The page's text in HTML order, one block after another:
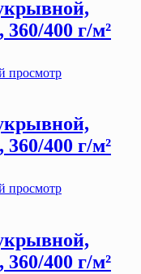
400 г/м²
просмотр
400 г/м²
просмотр
400 г/м²